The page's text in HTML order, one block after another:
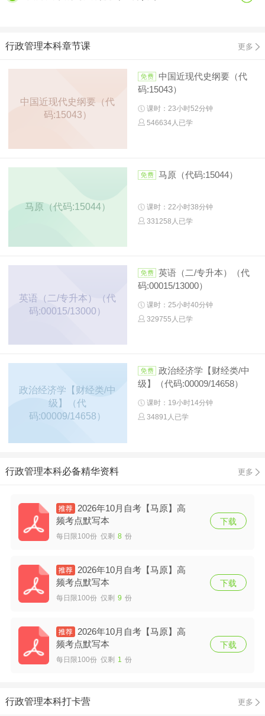
行政管理本科章节课 更多
中国近现代史纲要（代
码:15043）
中国近现代史纲要（代
码:15043）
课时：23小时52分钟
546634人已学
马原（代码:15044）
马原（代码:15044）
课时：22小时38分钟
331258人已学
英语（二/专升本）（代
码:00015/13000）
英语（二/专升本）（代
码:00015/13000）
课时：25小时40分钟
329755人已学
政治经济学【财经类/中
级】（代
码:00009/14658）
政治经济学【财经类/中
级】（代码:00009/14658）
课时：19小时14分钟
34891人已学
行政管理本科必备精华资料 更多
2026年10月自考【马原】高
频考点默写本
每日限100份 仅剩 8 份
下载
2026年10月自考【马原】高
频考点默写本
每日限100份 仅剩 9 份
下载
2026年10月自考【马原】高
频考点默写本
每日限100份 仅剩 1 份
下载
行政管理本科打卡营 更多